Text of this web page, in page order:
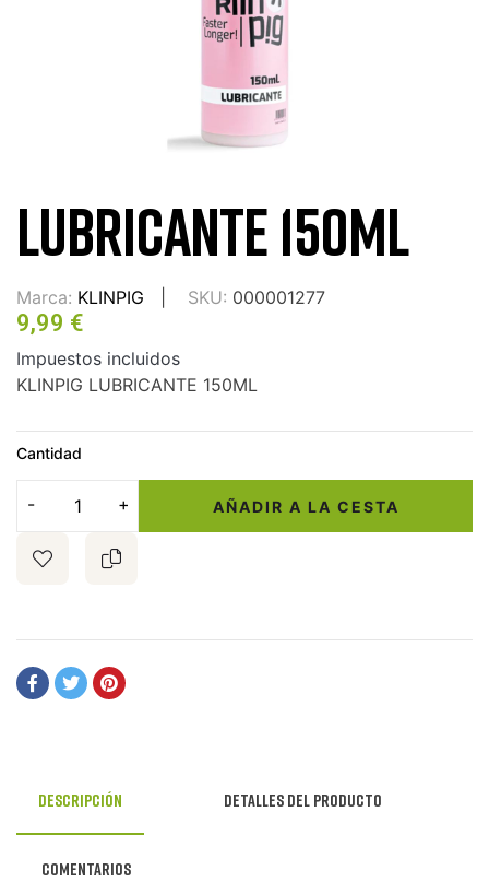
LUBRICANTE 150ML
Marca: KLINPIG SKU: 000001277
9,99 €
Impuestos incluidos
KLINPIG LUBRICANTE 150ML
Cantidad
AÑADIR A LA CESTA
Descripción Detalles del producto
Comentarios